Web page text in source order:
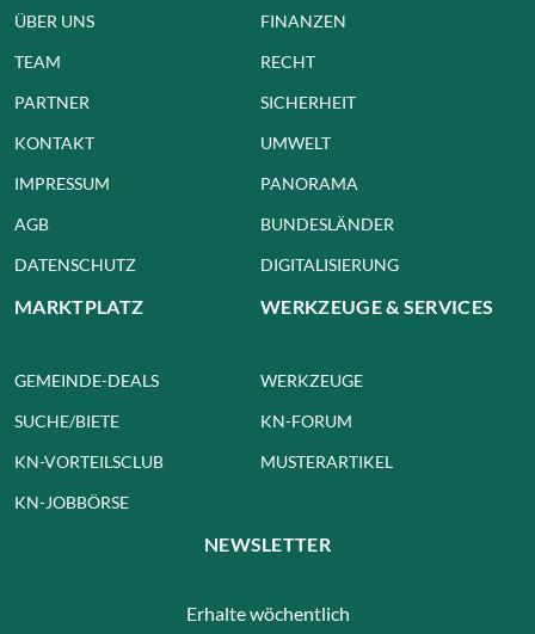
ÜBER UNS
TEAM
PARTNER
KONTAKT
IMPRESSUM
AGB
DATENSCHUTZ
FINANZEN
RECHT
SICHERHEIT
UMWELT
PANORAMA
BUNDESLÄNDER
DIGITALISIERUNG
MARKTPLATZ
GEMEINDE-DEALS
SUCHE/BIETE
KN-VORTEILSCLUB
KN-JOBBÖRSE
WERKZEUGE & SERVICES
WERKZEUGE
KN-FORUM
MUSTERARTIKEL
NEWSLETTER
Erhalte wöchentlich